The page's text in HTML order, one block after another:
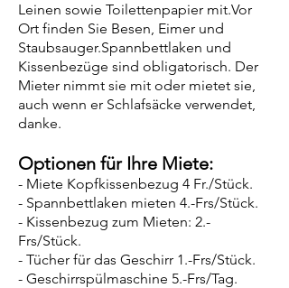
Leinen sowie Toilettenpapier mit.Vor
Ort finden Sie Besen, Eimer und
Staubsauger.Spannbettlaken und
Kissenbezüge sind obligatorisch. Der
Mieter nimmt sie mit oder mietet sie,
auch wenn er Schlafsäcke verwendet,
danke.
Optionen für Ihre Miete:
- Miete Kopfkissenbezug 4 Fr./Stück.
- Spannbettlaken mieten 4.-Frs/Stück.
- Kissenbezug zum Mieten: 2.-
Frs/Stück.
- Tücher für das Geschirr 1.-Frs/Stück.
- Geschirrspülmaschine 5.-Frs/Tag.